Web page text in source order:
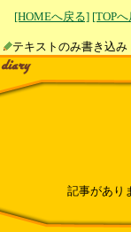
[HOMEへ戻る] [TOP
テキストのみ書
記事があり